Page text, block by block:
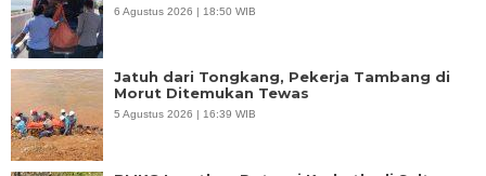
6 Agustus 2026 | 18:50 WIB
Jatuh dari Tongkang, Pekerja Tambang di
Morut Ditemukan Tewas
5 Agustus 2026 | 16:39 WIB